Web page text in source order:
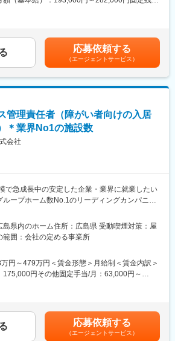
の定める業務
ディーに行います。医療機器の営業社員には欠
新技術の勉強会なども積極的に開き、万全の体
が所属しており、大学病院、総合病院、郊外の
やエリア毎にチームを分け、チーム制（1チー
でそれぞれのクライアントのニーズに応えて
平均年齢も35歳程度で、メンバー同士協力し合
とが出来る環境です。
得・先輩社員と同行営業を行いながらノウハウ
す）。取引先の医療機器メーカー様の勉強会を
た、チーム制を採用しておりますので、社員教
ロー等、社員が長期的に働けるよう体制を整
。
年1回（ひと月当たり1,600円～※昨年実績）■
12・4月）（7月＋12月＝計3ヶ月分※昨年実
業績に連動します)賃金はあくまでも目安の金額
じて上下する可能性があります。月給(月額)は固
記です。
応募依頼する
（エージェントサービス）
管理責任者（障がい者向けの入居
＊業界No1の施設数
会社
で急成長中の安定した企業・業界に就業したい
ループホーム数No.1のリーディングカンパニー
社の定める業務】
ートの作成
般をプロデュース
島県内のホーム住所：広島県 受動喫煙対策：屋
範囲：会社の定める事業所
円～479万円＜賃金形態＞月給制＜賃金内訳＞
175,000円その他固定手当/月：63,000円～
補足＞◆賞与：無◆昇給：年1回（3月）※個人
降給の場合あり・超過分・深夜割増賃金別途支
支給 （バイク通勤・車通勤OK）・施設管理者と
応募依頼する
（エージェントサービス）